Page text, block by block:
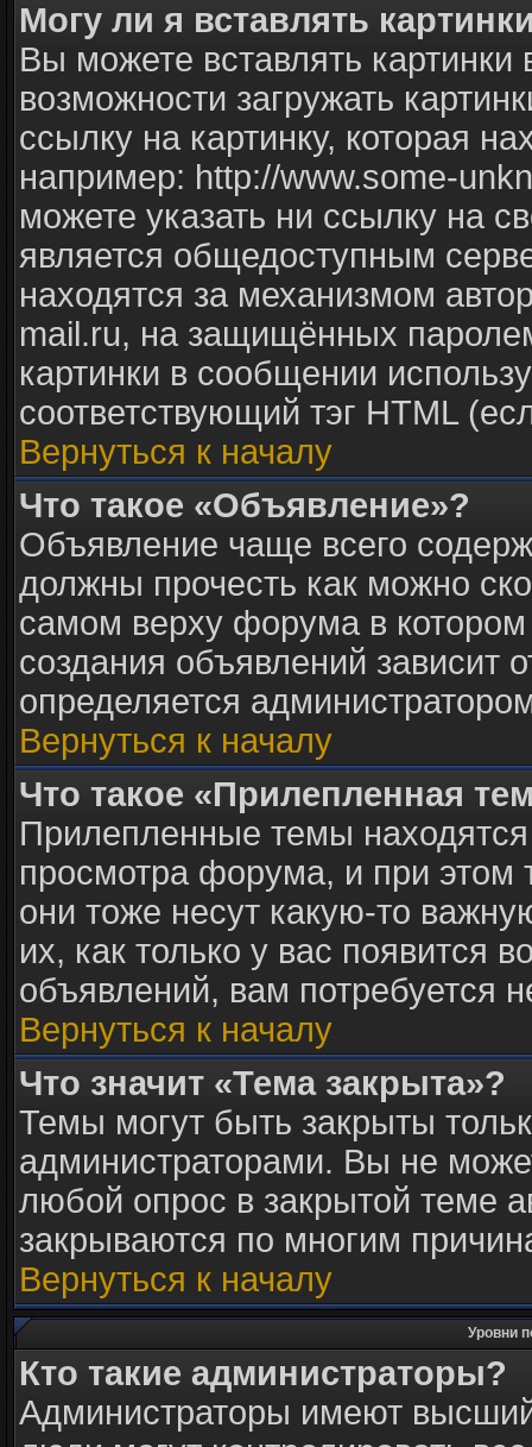
Могу ли я вставлять
Вы можете вставлять
возможности загружать
ссылку на картинку, которая
например: http://www.some-
можете указать ни ссылку на
является общедоступным
находятся за механизмом
mail.ru, на защищённых
картинки в сообщении
соответствующий тэг HTML
Вернуться к началу
Что такое «Объявление»?
Объявление чаще всего
должны прочесть как можно
самом верху форума в
создания объявлений зависит
определяется
Вернуться к началу
Что такое «Прилепленная
Прилепленные темы
просмотра форума, и при этом
они тоже несут какую-то
их, как только у вас появится
объявлений, вам потребуется
Вернуться к началу
Что значит «Тема закрыта»?
Темы могут быть закрыты
администраторами. Вы не
любой опрос в закрытой теме
закрываются по многим
Вернуться к началу
Уровни
Кто такие администраторы?
Администраторы имеют